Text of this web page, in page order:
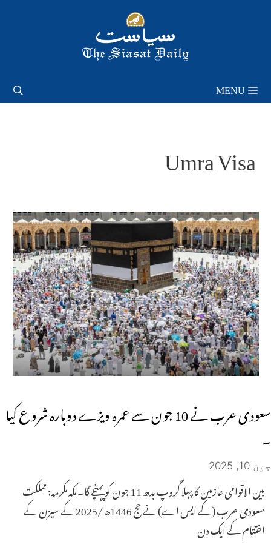
MENU
Umra Visa
سعودی عرب نے 10 جون سے عمرہ ویزے دوبارہ شروع کیا
۔
جون 10, 2025
بین الاقوامی عازمین کا پہلا گروپ بدھ 11 جون کو پہنچے گا۔ مکہ مکرمہ: مملکت
سعودی عرب (کے ایس اے) نے حج 1446ھ/2025 کے سیزن کے
اختتام کے ایک دن